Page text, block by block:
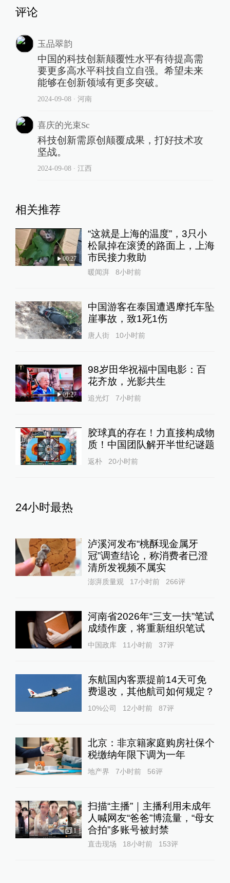
评论
玉品翠韵
中国的科技创新颠覆性水平有待提高需
要更多高水平科技自立自强。希望未来
能够在创新领域有更多突破。
2024-09-08∙ 河南
喜庆的光束Sc
科技创新需原创颠覆成果，打好技术攻
坚战。
2024-09-08∙ 江西
相关推荐
00:27
“这就是上海的温度”，3只小
松鼠掉在滚烫的路面上，上海
市民接力救助
暖闻湃 8小时前
中国游客在泰国遭遇摩托车坠
崖事故，致1死1伤
唐人街 10小时前
01:27
98岁田华祝福中国电影：百
花齐放，光影共生
追光灯 7小时前
胶球真的存在！力直接构成物
质！中国团队解开半世纪谜题
返朴 20小时前
24小时最热
泸溪河发布“桃酥现金属牙
冠”调查结论，称消费者已澄
清所发视频不属实
澎湃质量观 17小时前 266评
河南省2026年“三支一扶”笔试
成绩作废，将重新组织笔试
中国政库 11小时前 37评
东航国内客票提前14天可免
费退改，其他航司如何规定？
10%公司 12小时前 87评
北京：非京籍家庭购房社保个
税缴纳年限下调为一年
地产界 7小时前 56评
1
扫描“主播”｜主播利用未成年
人喊网友“爸爸”博流量，“母女
合拍”多账号被封禁
直击现场 18小时前 153评